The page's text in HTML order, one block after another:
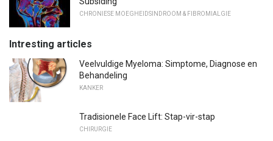
CHRONIESE MOEGHEIDSINDROOM & FIBROMIALGIE
Intresting articles
Veelvuldige Myeloma: Simptome, Diagnose en
Behandeling
KANKER
Tradisionele Face Lift: Stap-vir-stap
CHIRURGIE